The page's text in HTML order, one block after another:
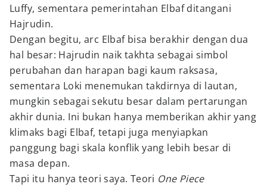
Luffy, sementara pemerintahan Elbaf ditangani
Hajrudin.
Dengan begitu, arc Elbaf bisa berakhir dengan dua
hal besar: Hajrudin naik takhta sebagai simbol
perubahan dan harapan bagi kaum raksasa,
sementara Loki menemukan takdirnya di lautan,
mungkin sebagai sekutu besar dalam pertarungan
akhir dunia. Ini bukan hanya memberikan akhir yang
klimaks bagi Elbaf, tetapi juga menyiapkan
panggung bagi skala konflik yang lebih besar di
masa depan.
Tapi itu hanya teori saya. Teori One Piece